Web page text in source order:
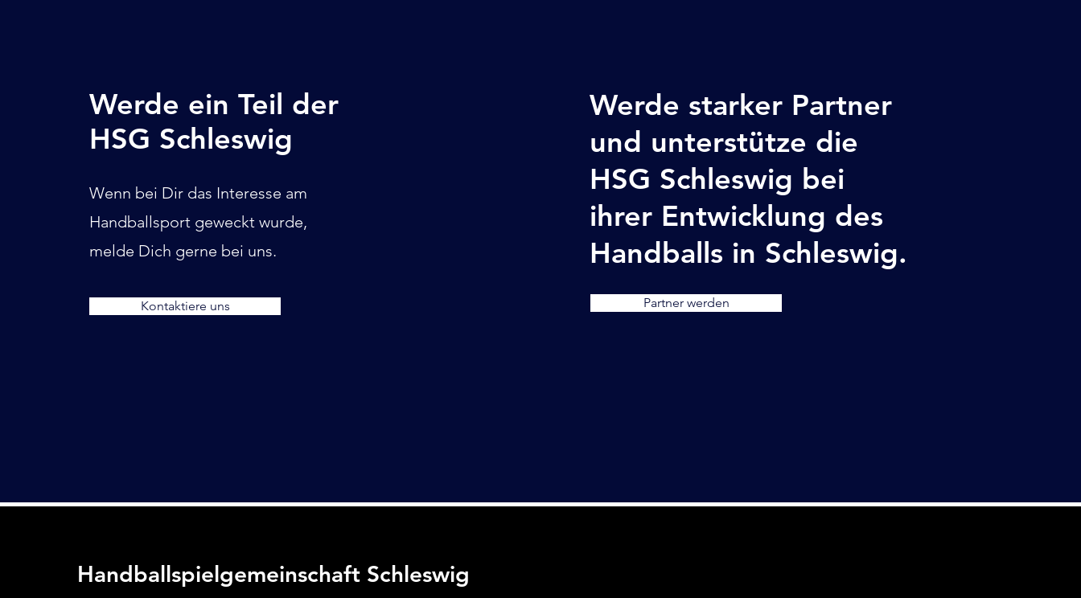
Werde ein Teil der
HSG Schleswig
Wenn bei Dir das Interesse am
Handballsport geweckt wurde,
melde Dich gerne bei uns.
Kontaktiere uns
Werde starker Partner
und unterstütze die
HSG Schleswig bei
ihrer Entwicklung des
Handballs in Schleswig.
Partner werden
Handballspielgemeinschaft Schleswig